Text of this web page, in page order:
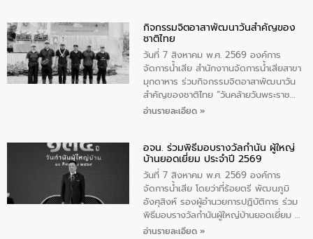
กิจกรรมจิตอาสาพัฒนาวันสําคัญของ
ชาติไทย
วันที่ 7 สิงหาคม พ.ศ. 2569 องค์การ
จัดการน้ำเสีย สำนักงาานจัดการน้ำเสียสาขา
มุกดาหาร ร่วมกิจกรรมจิตอาสาพัฒนาวัน
สําคัญของชาติไทย “วันคล้ายวันพระราช
สมภพ สมเด็จพระนางเจ้าสิริกิติ์พระบรม
ทิพย์คำ รองผู้ว่าราชการจังหวัดมุกดาหาร
เป็นประธานในพิธี ณ เรือนจําชั่วคราวนาโสก
ตําบลนาโสก อําเภอเมืองมุกดาหาร จังหวัด
มุกดาหาร โดยในกิจกรรมได้ร่วมปลูกป่า และ
ทําความสะอาดภายในบริเวณ จัดกิจกรรม
เพื่อถวายเป็นพระราชกุศล สมเด็จพระนาง
เจ้าสิริกิติ์พระบรมราชินีนาถ พระบรมราช
อ่านรายละเอียด »
อจน. ร่วมพิธีมอบรางวัลกำนัน ผู้ใหญ่
บ้านยอดเยี่ยม ประจำปี 2569
วันที่ 7 สิงหาคม พ.ศ. 2569 องค์การ
จัดการน้ำเสีย โดยว่าที่ร้อยตรี พัฒนภูมิ
อังศุสิงห์ รองผู้อำนวยการปฏิบัติการ ร่วม
พิธีมอบรางวัลกำนันผู้ใหญ่บ้านยอดเยี่ยม ณ
ทำเนียบรัฐบาล โดยมีนายอนุทิน ชาญวีรกูล
อ่านรายละเอียด »